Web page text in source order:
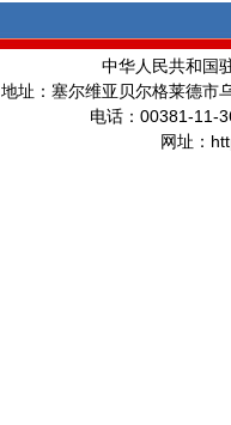
中华人民共和国
地址：塞尔维亚贝尔格莱德市
电话： 00381-11-
网址：